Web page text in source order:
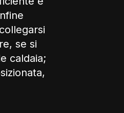
se si
caldaia;